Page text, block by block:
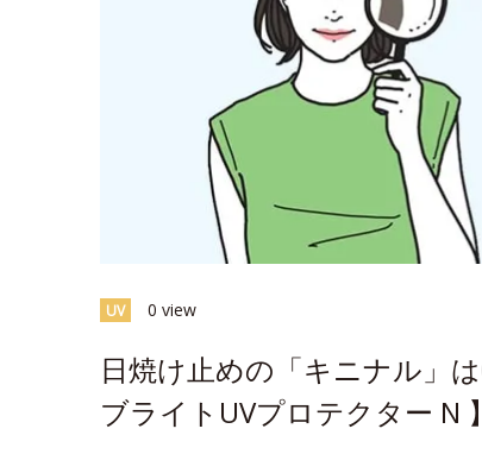
UV 0 view
日焼け止めの「キニナル」
ブライトUVプロテクター N 】